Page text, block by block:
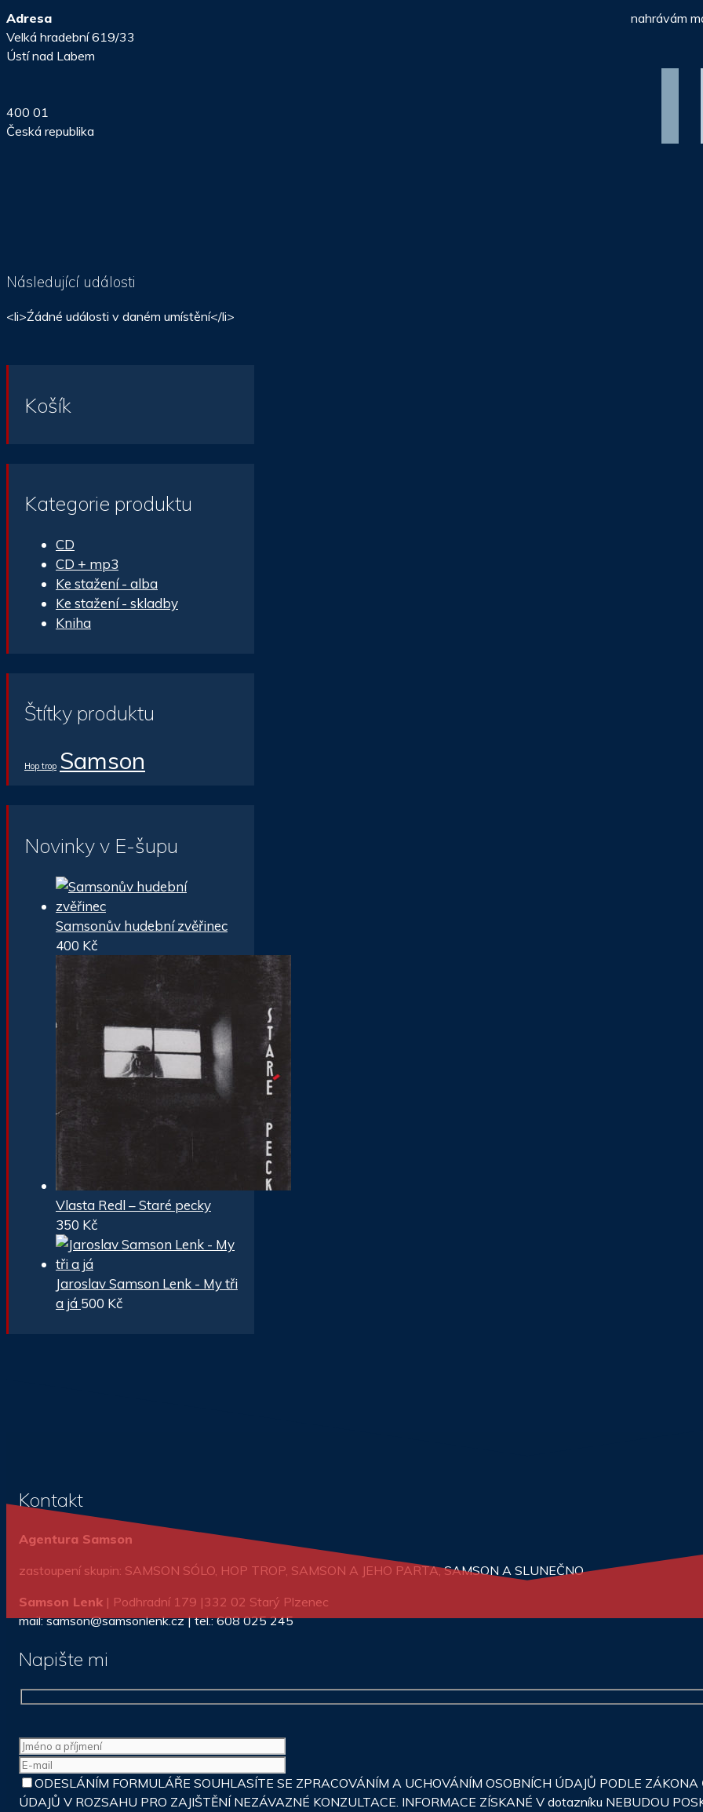
nahrávám
Adresa
Velká hradební 619/33
Ústí nad Labem
400 01
Česká republika
Následující události
<li>Źádné události v daném umístění</li>
Košík
Kategorie produktu
CD
CD + mp3
Ke stažení - alba
Ke stažení - skladby
Kniha
Štítky produktu
Hop trop Samson
Novinky v E-šupu
Samsonův hudební zvěřinec
400 Kč
Vlasta Redl – Staré pecky
350 Kč
Jaroslav Samson Lenk - My tři
a já 500 Kč
Kontakt
Agentura Samson
zastoupení skupin: SAMSON SÓLO, HOP TROP, SAMSON A JEHO PARTA, SAMSON A SLUNEČNO
Samson Lenk | Podhradní 179 |332 02 Starý Plzenec
mail: samson@samsonlenk.cz | tel.: 608 025 245
Napište mi
ODESLÁNÍM FORMULÁŘE SOUHLASÍTE SE ZPRACOVÁNÍM A UCHOVÁNÍM OSOBNÍCH ÚDAJŮ PODLE
ÚDAJŮ V ROZSAHU PRO ZAJIŠTĚNÍ NEZÁVAZNÉ KONZULTACE. INFORMACE ZÍSKANÉ V dotazníku NEBUDOU